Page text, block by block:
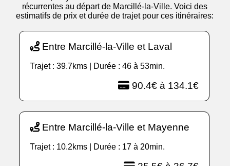
récurrentes au départ de Marcillé-la-Ville. Voici des
estimatifs de prix et durée de trajet pour ces itinéraires:
Entre Marcillé-la-Ville et Laval
Trajet : 39.7kms | Durée : 46 à 53min.
90.4€ à 134.1€
Entre Marcillé-la-Ville et Mayenne
Trajet : 10.2kms | Durée : 17 à 20min.